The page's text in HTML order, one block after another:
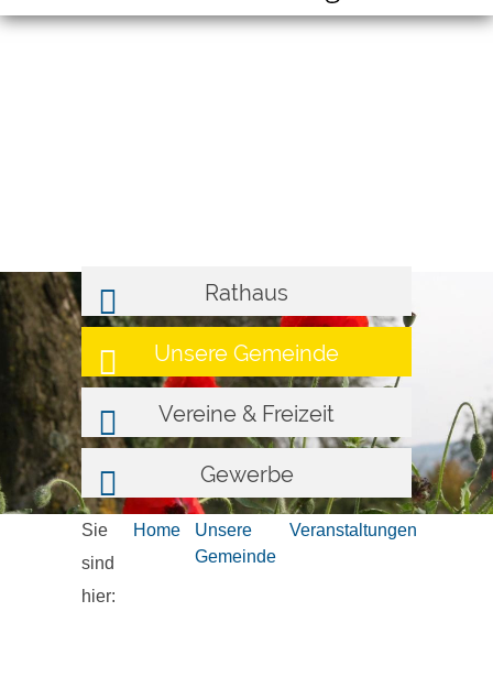
Rathaus
Unsere Gemeinde
Vereine & Freizeit
Gewerbe
Sie
sind
hier:
Home
Unsere
Gemeinde
Veranstaltungen